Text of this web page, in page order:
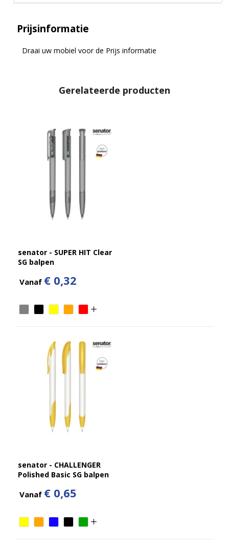
Prijsinformatie
Draai uw mobiel voor de Prijs informatie
Gerelateerde producten
senator - SUPER HIT Clear
SG balpen
Vanaf € 0,32
senator - CHALLENGER
Polished Basic SG balpen
Vanaf € 0,65